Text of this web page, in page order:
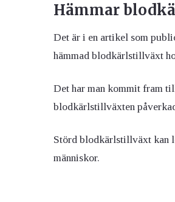
Hämmar
Det är i en artikel som
hämmad blodkärlstillväxt
Det har man kommit fram
blodkärlstillväxten
Störd blodkärlstillväxt kan
människor.